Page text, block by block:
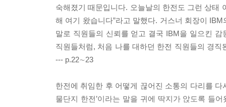
숙해졌기 때문입니다. 오늘날의 한전도 그런 상태
해 여기 왔습니다”라고 말했다. 거스너 회장이
말로 직원들의 신뢰를 얻고 결국 IBM을 일으킨
직원들처럼, 처음 나를 대하던 한전 직원들의 경직
--- p.22∼23
한전에 취임한 후 어떻게 끊어진 소통의 다리를
물단지 한전’이라는 말을 귀에 딱지가 앉도록 들